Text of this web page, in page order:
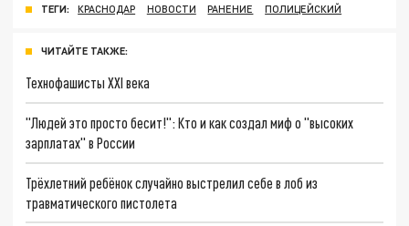
ТЕГИ: КРАСНОДАР НОВОСТИ РАНЕНИЕ ПОЛИЦЕЙСКИЙ
ЧИТАЙТЕ ТАКЖЕ:
Технофашисты XXI века
"Людей это просто бесит!": Кто и как создал миф о "высоких
зарплатах" в России
Трёхлетний ребёнок случайно выстрелил себе в лоб из
травматического пистолета